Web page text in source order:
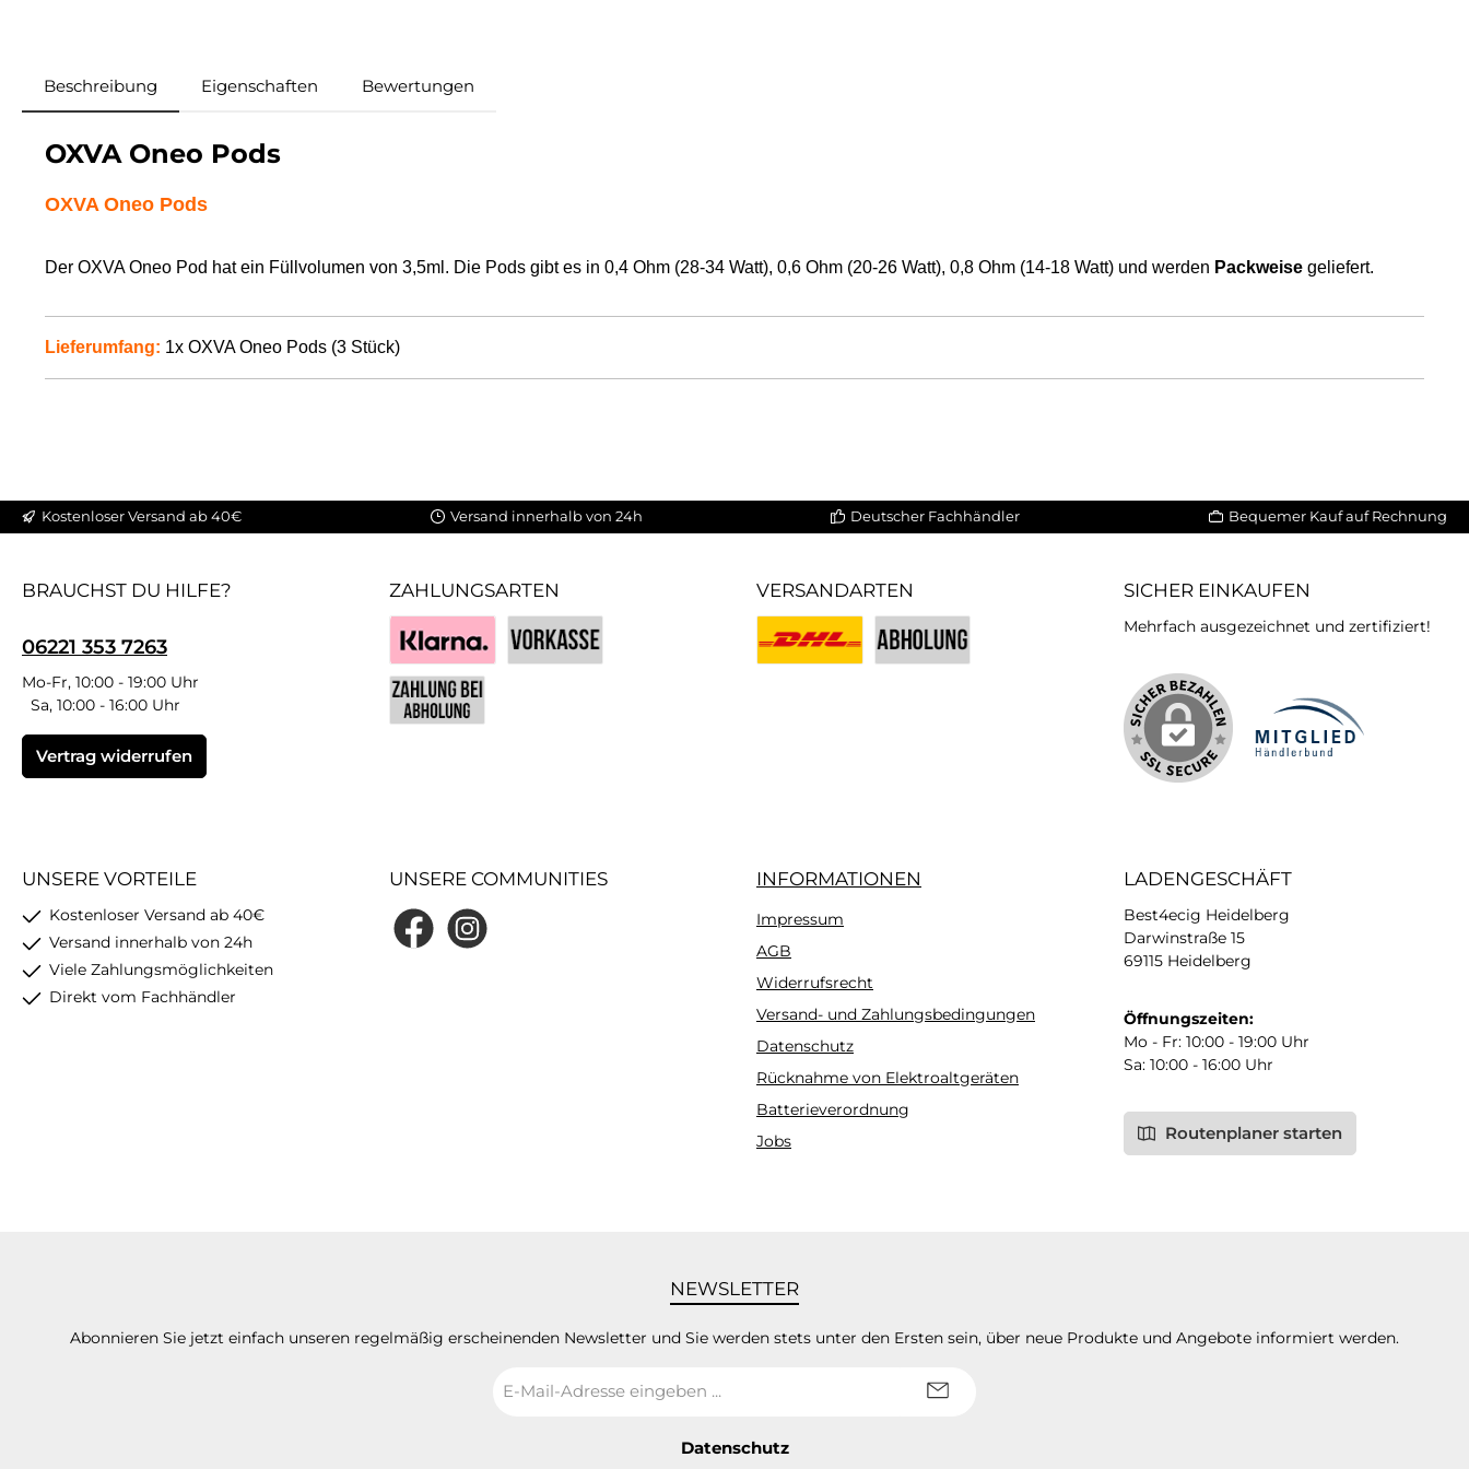
Beschreibung Eigenschaften Bewertungen
OXVA Oneo Pods
OXVA Oneo Pods
Der OXVA Oneo Pod hat ein Füllvolumen von 3,5ml. Die Pods gibt es in 0,4 Ohm (28-34 Watt), 0,6 Ohm (20-26 Watt), 0,8 Ohm (14-18 Watt) und werden Packweise geliefert.
Lieferumfang: 1x OXVA Oneo Pods (3 Stück)
Kostenloser Versand ab 40€ Versand innerhalb von 24h Deutscher Fachhändler Bequemer Kauf auf Rechnung
BRAUCHST DU HILFE?
06221 353 7263
Mo-Fr, 10:00 - 19:00 Uhr
Sa, 10:00 - 16:00 Uhr
Vertrag widerrufen
ZAHLUNGSARTEN
Klarna
VERSANDARTEN SICHER EINKAUFEN
Mehrfach ausgezeichnet und zertifiziert!
UNSERE VORTEILE
Kostenloser Versand ab 40€
Versand innerhalb von 24h
Viele Zahlungsmöglichkeiten
Direkt vom Fachhändler
UNSERE COMMUNITIES
FacebookInstagram
INFORMATIONEN
Impressum
AGB
Widerrufsrecht
Versand- und Zahlungsbedingungen
Datenschutz
Rücknahme von Elektroaltgeräten
Batterieverordnung
Jobs
LADENGESCHÄFT
Best4ecig Heidelberg
Darwinstraße 15
69115 Heidelberg
Öffnungszeiten:
Mo - Fr: 10:00 - 19:00 Uhr
Sa: 10:00 - 16:00 Uhr
Routenplaner starten
NEWSLETTER
Abonnieren Sie jetzt einfach unseren regelmäßig erscheinenden Newsletter und Sie werden stets unter den Ersten sein, über neue Produkte und Angebote informiert werden.
Mail-
Datenschutz